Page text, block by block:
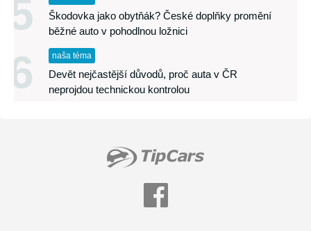
5
Škodovka jako obytňák? České doplňky promění
běžné auto v pohodlnou ložnici
6 naša téma
Devět nejčastější důvodů, proč auta v ČR
neprojdou technickou kontrolou